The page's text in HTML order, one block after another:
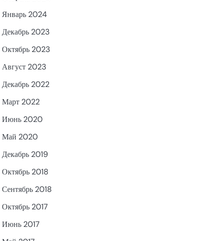
Январь 2024
Декабрь 2023
Октябрь 2023
Август 2023
Декабрь 2022
Март 2022
Июнь 2020
Май 2020
Декабрь 2019
Октябрь 2018
Сентябрь 2018
Октябрь 2017
Июнь 2017